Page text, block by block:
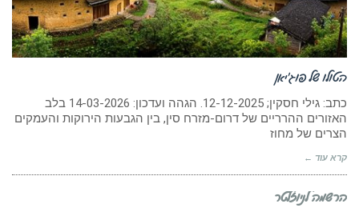
הטולו של פוג’יאן
כתב: גילי חסקין; 12-12-2025. הגהה ועדכון: 14-03-2026 בלב
האזורים ההרריים של דרום-מזרח סין, בין הגבעות הירוקות והעמקים
הצרים של מחוז
קרא עוד ←
הרשמה לניוזלטר